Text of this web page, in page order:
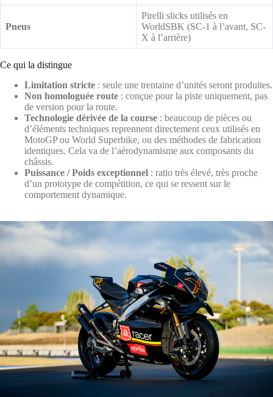
Pneus
Pirelli slicks utilisés en
WorldSBK (SC-1 à l’avant, SC-
X à l’arrière)
Ce qui la distingue
Limitation stricte : seule une trentaine d’unités seront produites.
Non homologuée route : conçue pour la piste uniquement, pas
de version pour la route.
Technologie dérivée de la course : beaucoup de pièces ou
d’éléments techniques reprennent directement ceux utilisés en
MotoGP ou World Superbike, ou des méthodes de fabrication
identiques. Cela va de l’aérodynamisme aux composants du
châssis.
Puissance / Poids exceptionnel : ratio très élevé, très proche
d’un prototype de compétition, ce qui se ressent sur le
comportement dynamique.